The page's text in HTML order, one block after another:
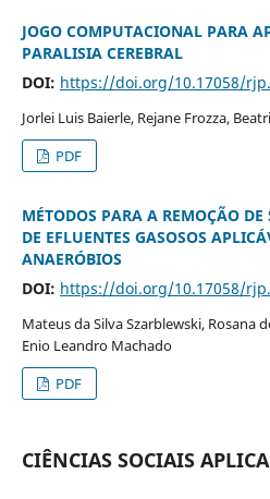
JOGO COMPUTACIONAL PARA
PARALISIA CEREBRAL
DOI: https://doi.org/10.17058/
Jorlei Luis Baierle, Rejane Frozza,
PDF
MÉTODOS PARA A REMOÇÃO
DE EFLUENTES GASOSOS
ANAERÓBIOS
DOI: https://doi.org/10.17058/
Mateus da Silva Szarblewski, Rosana
Enio Leandro Machado
PDF
CIÊNCIAS SOCIAIS